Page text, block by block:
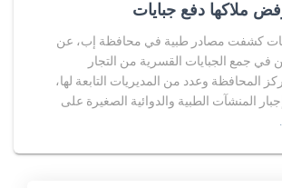
ملاكها دفع جبايات
كشفت مصادر طبية في محافظة إب، عن
في جمع الجبايات القسرية من التجار
المحافظة وعدد من المديريات التابعة لها،
المنشآت الطبية والدوائية الصغيرة على